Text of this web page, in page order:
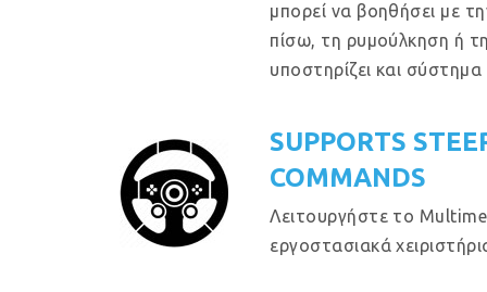
μπορεί να βοηθήσει με
πίσω, τη ρυμούλκηση ή
υποστηρίζει και
SUPPORTS
COMMANDS
Λειτουργήστε το
εργοστασιακά